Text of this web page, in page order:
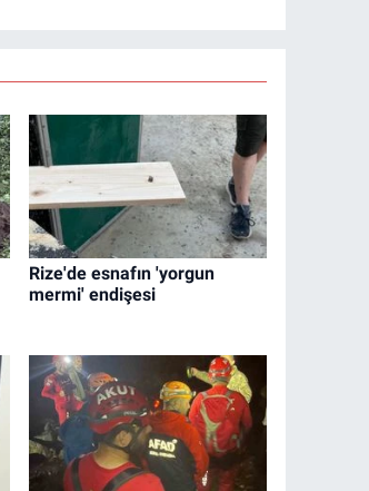
Rize'de esnafın 'yorgun
mermi' endişesi